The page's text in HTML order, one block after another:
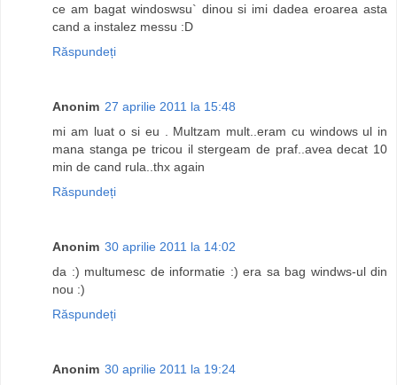
ce am bagat windoswsu` dinou si imi dadea eroarea asta
cand a instalez messu :D
Răspundeți
Anonim 27 aprilie 2011 la 15:48
mi am luat o si eu . Multzam mult..eram cu windows ul in
mana stanga pe tricou il stergeam de praf..avea decat 10
min de cand rula..thx again
Răspundeți
Anonim 30 aprilie 2011 la 14:02
da :) multumesc de informatie :) era sa bag windws-ul din
nou :)
Răspundeți
Anonim 30 aprilie 2011 la 19:24